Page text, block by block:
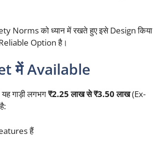
Norms को ध्यान में रखते हुए इसे Design किया
Option है।
में Available
गाड़ी लगभग₹2.25 लाख से ₹3.50 लाख(Ex-
हैं